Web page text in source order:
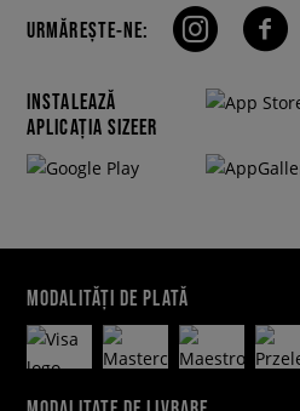
URMĂREȘTE-NE:
INSTALEAZĂ
APLICAȚIA SIZEER
MODALITĂȚI DE PLATĂ